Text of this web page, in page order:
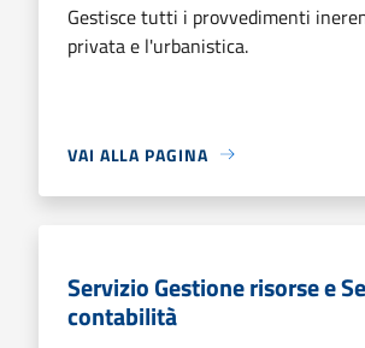
Gestisce tutti i provvedimenti
privata e l'urbanistica.
VAI ALLA PAGINA
Servizio Gestione risorse e
contabilità